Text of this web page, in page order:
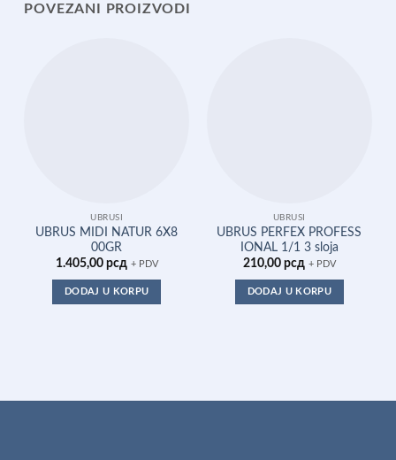
POVEZANI PROIZVODI
UBRUSI
UBRUS MIDI NATUR 6X8
00GR
1.405,00 рсд + PDV
DODAJ U KORPU
UBRUSI
UBRUS PERFEX PROFESS
IONAL 1/1 3 sloja
210,00 рсд + PDV
DODAJ U KORPU